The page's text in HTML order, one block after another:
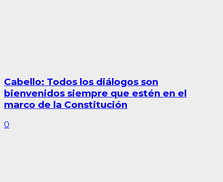
Cabello: Todos los diálogos son
bienvenidos siempre que estén en el
marco de la Constitución
0